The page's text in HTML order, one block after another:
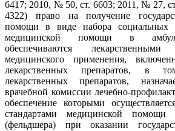
6417; 2010, № 50, ст. 6603; 2011, № 27,
4322) право на получение
помощи в виде набора социальных
медицинской помощи в
обеспечиваются
медицинского применения,
лекарственных препаратов, в
лекарственных препаратов,
врачебной комиссии лечебно-
обеспечение которыми
стандартами медицинской
(фельдшера) при оказании